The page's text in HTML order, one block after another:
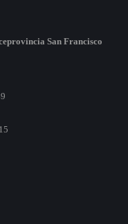
San Francisco